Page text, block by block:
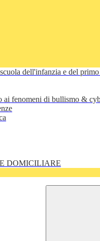
dell'infanzia e del
ai fenomeni di bullismo &
DOMICILIARE